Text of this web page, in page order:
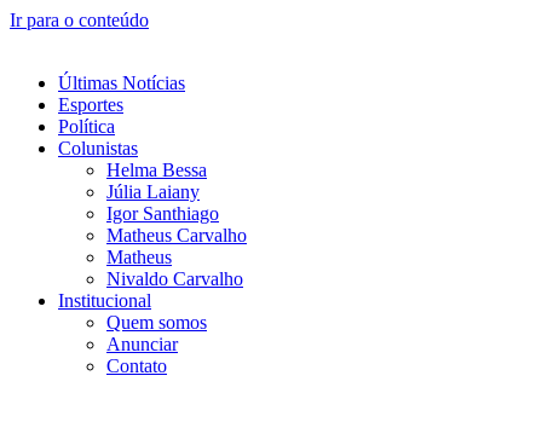
Ir para o conteúdo
Últimas Notícias
Esportes
Política
Colunistas
Helma Bessa
Júlia Laiany
Igor Santhiago
Matheus Carvalho
Matheus
Nivaldo Carvalho
Institucional
Quem somos
Anunciar
Contato